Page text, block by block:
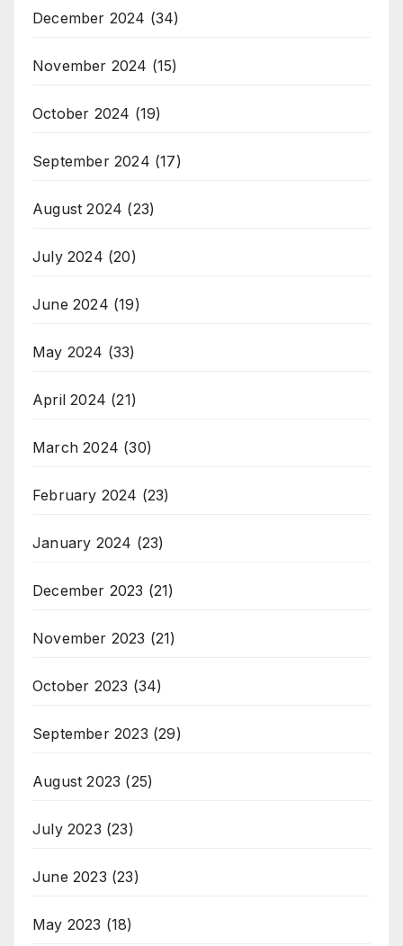
December 2024 (34)
November 2024 (15)
October 2024 (19)
September 2024 (17)
August 2024 (23)
July 2024 (20)
June 2024 (19)
May 2024 (33)
April 2024 (21)
March 2024 (30)
February 2024 (23)
January 2024 (23)
December 2023 (21)
November 2023 (21)
October 2023 (34)
September 2023 (29)
August 2023 (25)
July 2023 (23)
June 2023 (23)
May 2023 (18)